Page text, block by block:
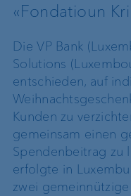
«Fondatioun
Die VP Bank
Solutions
entschieden, auf
Kunden zu
gemeinsam einen
Spendenbeitrag zu
erfolgte in
zwei